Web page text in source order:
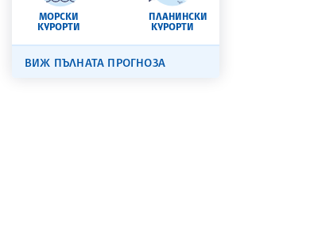
МОРСКИ
КУРОРТИ
ПЛАНИНСКИ
КУРОРТИ
ВИЖ ПЪЛНАТА ПРОГНОЗА